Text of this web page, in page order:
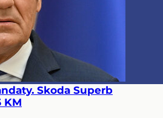
Skoda Superb
KM